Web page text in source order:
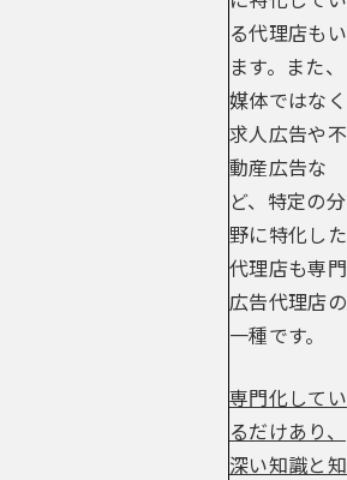
る代理店もい
ます。また、
媒体ではなく
求人広告や不
動産広告な
ど、特定の分
野に特化した
代理店も専門
広告代理店の
一種です。
専門化してい
るだけあり、
深い知識と知